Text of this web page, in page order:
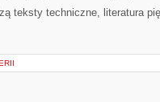
teksty techniczne, literatura